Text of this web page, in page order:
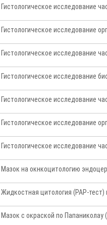
Гистологическое исследование
Гистологическое исследование
Гистологическое исследование
Гистологическое исследование
Гистологическое исследование
Гистологическое исследование
Гистологическое исследование
Мазок на окнкоцитологию
Жидкостная цитология (PAP-
Мазок с окраской по Папаниколау